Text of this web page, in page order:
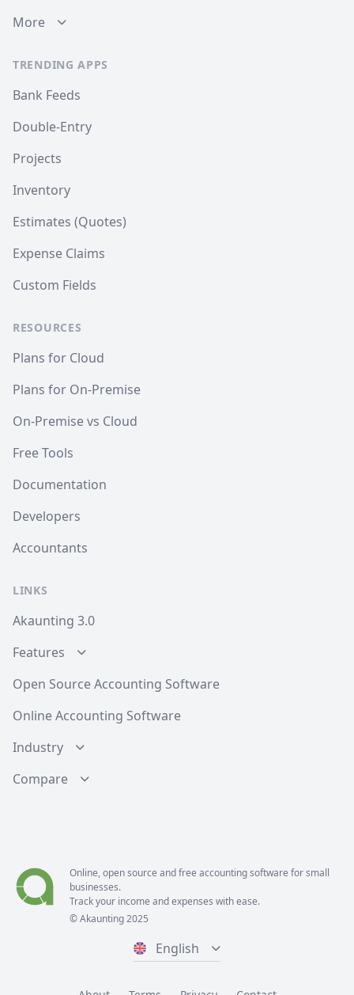
More
TRENDING APPS
Bank Feeds
Double-Entry
Projects
Inventory
Estimates (Quotes)
Expense Claims
Custom Fields
RESOURCES
Plans for Cloud
Plans for On-Premise
On-Premise vs Cloud
Free Tools
Documentation
Developers
Accountants
LINKS
Akaunting 3.0
Features
Open Source Accounting Software
Online Accounting Software
Industry
Compare
Online, open source and free accounting software for small
businesses.
Track your income and expenses with ease.
© Akaunting 2025
English